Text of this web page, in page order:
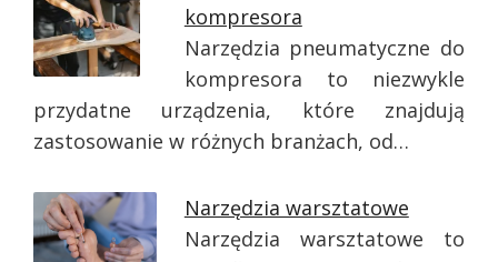
kompresora
Narzędzia pneumatyczne do
kompresora to niezwykle
przydatne urządzenia, które znajdują
zastosowanie w różnych branżach, od…
Narzędzia warsztatowe
Narzędzia warsztatowe to